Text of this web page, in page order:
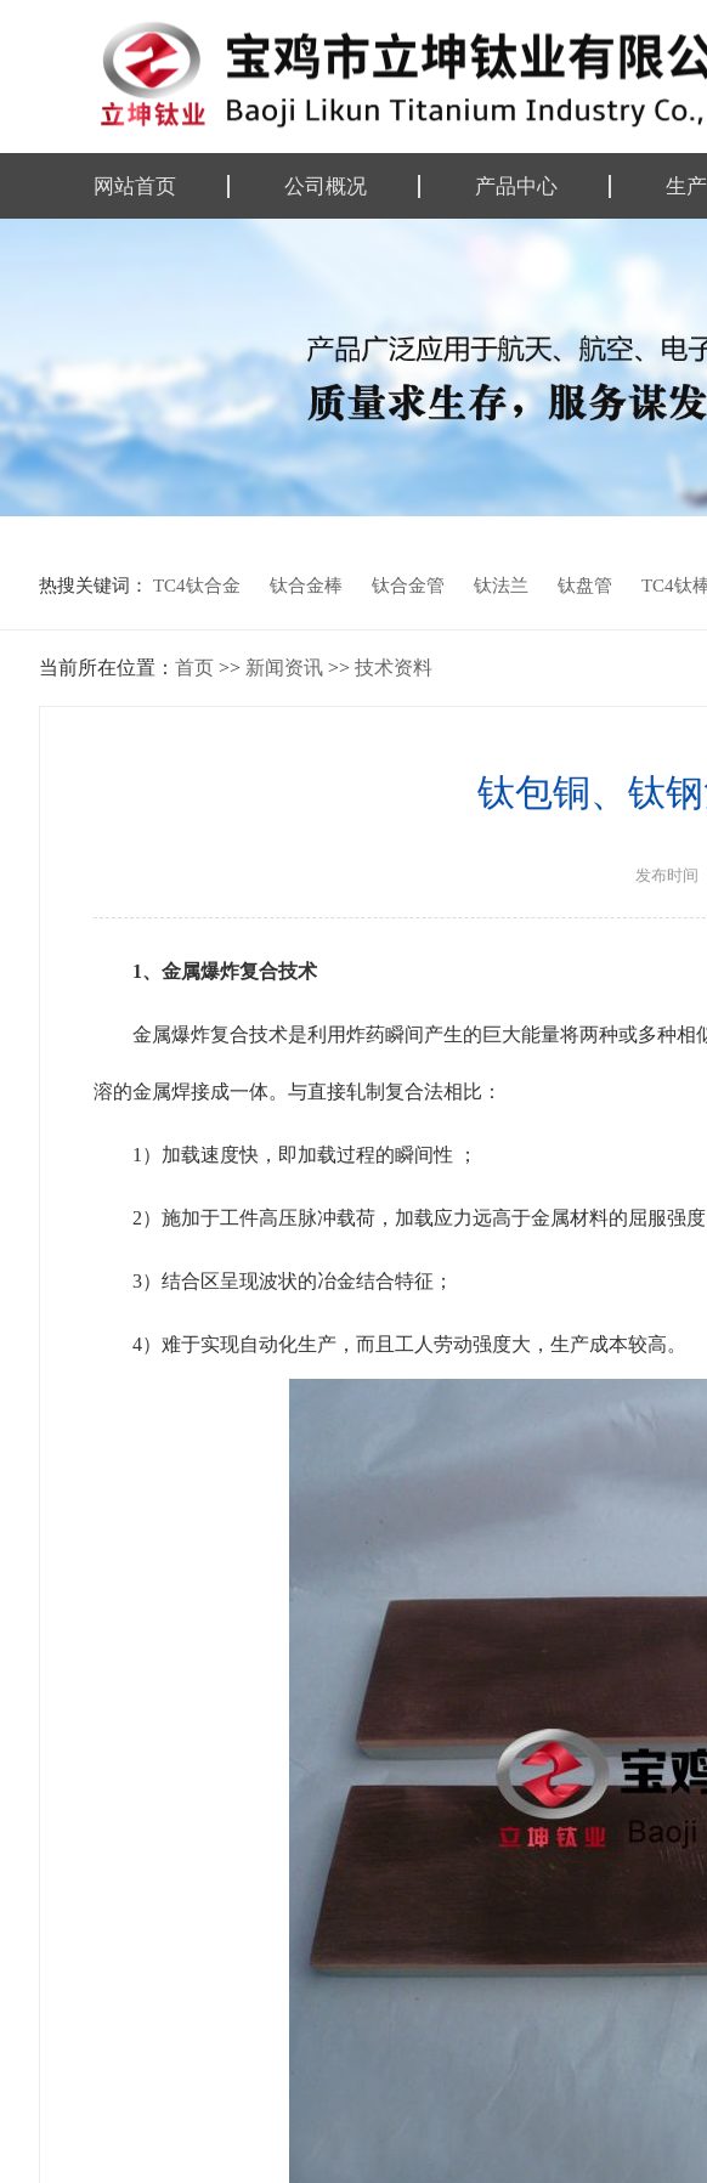
网站首页 公司概况
组织机构
厂区掠影
产品中心
钛设备类
生
热搜关键词： TC4钛合金 钛合金棒 钛合金管 钛法兰 钛盘管 TC4钛
当前所在位置： 首页 >> 新闻资讯 >> 技术资料
钛包铜、钛
发布时间
1、金属爆炸复合技术
金属爆炸复合技术是利用炸药瞬间产生的巨大能量将两种或多种
溶的金属焊接成一体。与直接轧制复合法相比：
1）加载速度快，即加载过程的瞬间性 ；
2）施加于工件高压脉冲载荷，加载应力远高于金属材料的屈服强度
3）结合区呈现波状的冶金结合特征；
4）难于实现自动化生产，而且工人劳动强度大，生产成本较高。